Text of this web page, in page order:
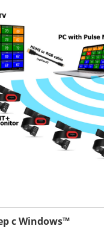
с Windows™